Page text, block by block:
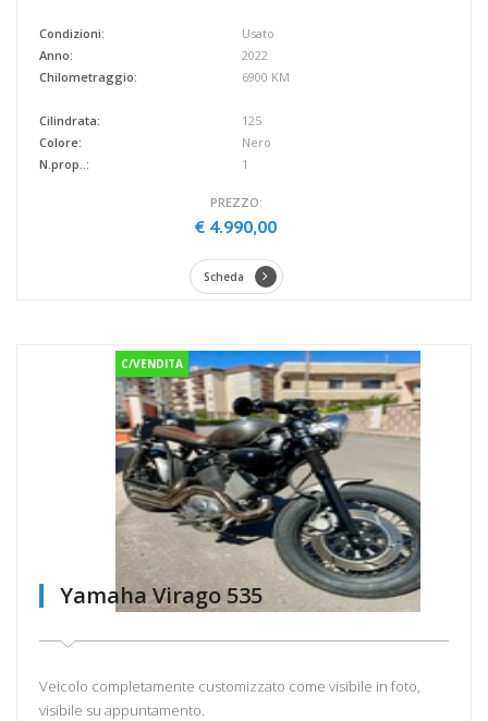
Condizioni:
Anno:
Chilometraggio:
Usato
2022
6900 KM
Cilindrata:
Colore:
N.prop..:
125
Nero
1
PREZZO:
€ 4.990,00
Scheda
C/VENDITA
Yamaha Virago 535
Veicolo completamente customizzato come visibile in foto,
visibile su appuntamento.